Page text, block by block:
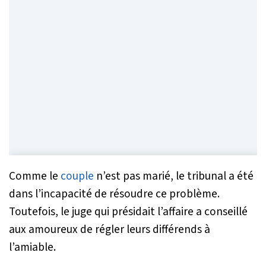
Comme le couple n’est pas marié, le tribunal a été
dans l’incapacité de résoudre ce problème.
Toutefois, le juge qui présidait l’affaire a conseillé
aux amoureux de régler leurs différends à
l’amiable.